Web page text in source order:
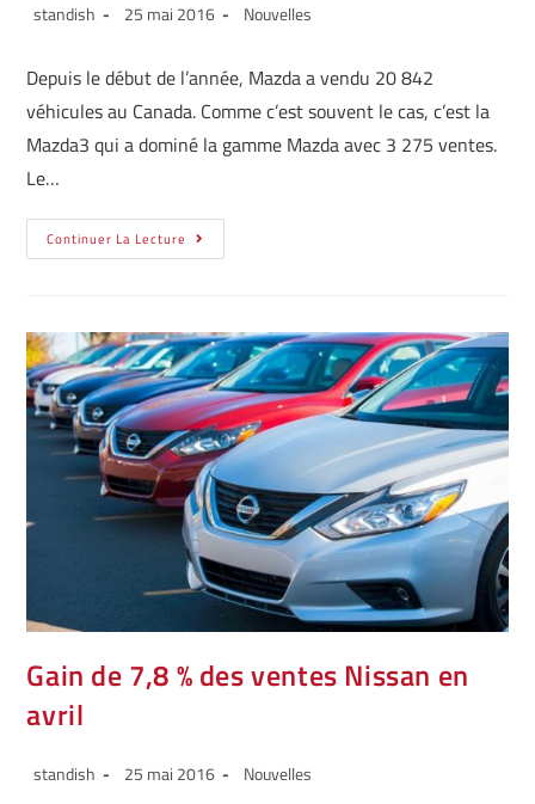
standish 25 mai 2016 Nouvelles
Depuis le début de l’année, Mazda a vendu 20 842
véhicules au Canada. Comme c’est souvent le cas, c’est la
Mazda3 qui a dominé la gamme Mazda avec 3 275 ventes.
Le…
Continuer La Lecture
Gain de 7,8 % des ventes Nissan en
avril
standish 25 mai 2016 Nouvelles